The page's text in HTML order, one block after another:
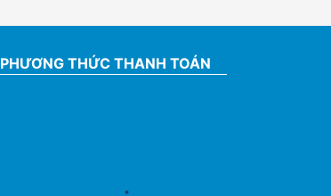
PHƯƠNG THỨC THANH TOÁN